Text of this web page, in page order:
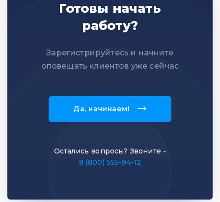
Готовы начать
работу?
Зарегистрируйтесь и начните
оповещать клиентов уже сейчас
Да, начинаем!
Остались вопросы? Звоните -
8 (800) 555-94-12